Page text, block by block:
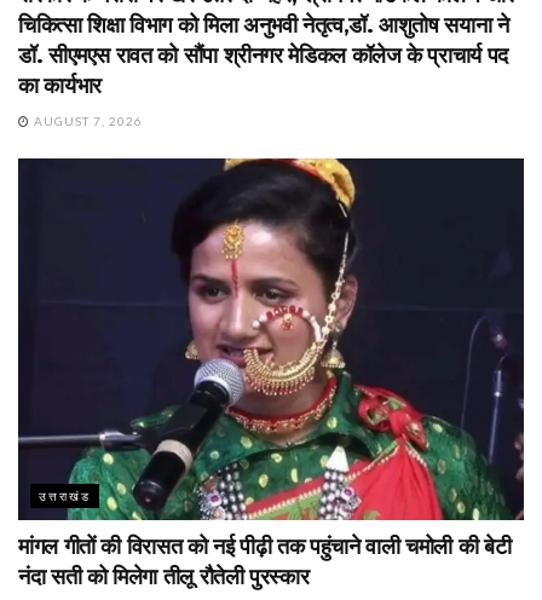
चिकित्सा शिक्षा विभाग को मिला अनुभवी नेतृत्व,डॉ. आशुतोष सयाना ने
डॉ. सीएमएस रावत को सौंपा श्रीनगर मेडिकल कॉलेज के प्राचार्य पद
का कार्यभार
AUGUST 7, 2026
उत्तराखंड
मांगल गीतों की विरासत को नई पीढ़ी तक पहुंचाने वाली चमोली की बेटी
नंदा सती को मिलेगा तीलू रौतेली पुरस्कार